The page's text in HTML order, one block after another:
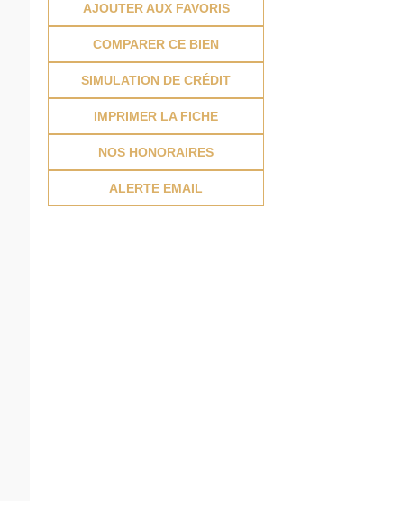
AJOUTER AUX FAVORIS
COMPARER CE BIEN
SIMULATION DE CRÉDIT
IMPRIMER LA FICHE
NOS HONORAIRES
ALERTE EMAIL